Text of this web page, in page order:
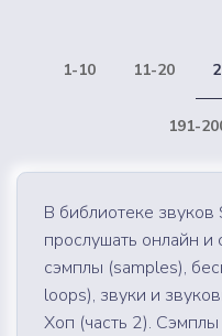
1-10 11-20
191-
В библиотеке
прослушать онлайн и
сэмплы (samples),
loops), звуки и
Хоп (часть 2).